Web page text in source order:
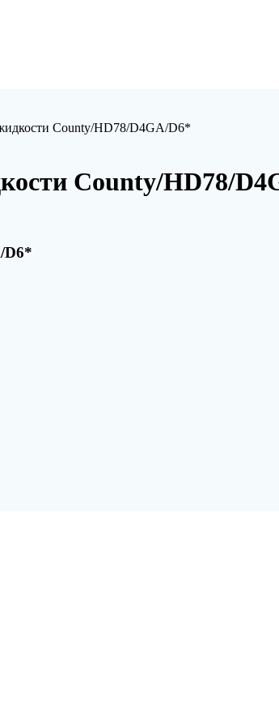
County/HD78/D4GA/D6*
County/HD78/
D6*